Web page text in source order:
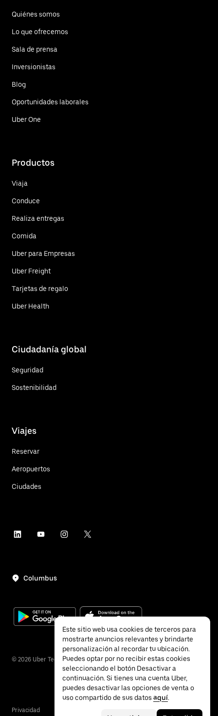
Quiénes somos
Lo que ofrecemos
Sala de prensa
Inversionistas
Blog
Oportunidades laborales
Uber One
Productos
Viaja
Conduce
Realiza entregas
Comida
Uber para Empresas
Uber Freight
Tarjetas de regalo
Uber Health
Ciudadanía global
Seguridad
Sostenibilidad
Viajes
Reservar
Aeropuertos
Ciudades
Columbus
© 2026 Uber Technologies, Inc.
Privacidad
Este sitio web usa cookies de terceros para
mostrarte anuncios relevantes y brindarte
personalización al recordar tu ubicación.
Puedes optar por no recibir estas cookies
seleccionando el botón Desactivar a
continuación. Si tienes una cuenta Uber,
puedes desactivar las opciones de venta o
uso compartido de sus datos aquí.